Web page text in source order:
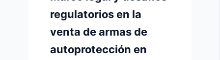
regulatorios en la
venta de armas de
autoprotección en